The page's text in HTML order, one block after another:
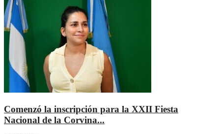
Comenzó la inscripción para la XXII Fiesta
Nacional de la Corvina...